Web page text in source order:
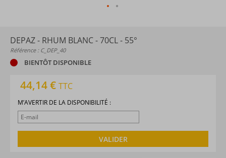
DEPAZ - RHUM BLANC - 70CL - 55°
Référence : C_DEP_40
BIENTÔT DISPONIBLE
44,14 € TTC
M’AVERTIR DE LA DISPONIBILITÉ :
VALIDER